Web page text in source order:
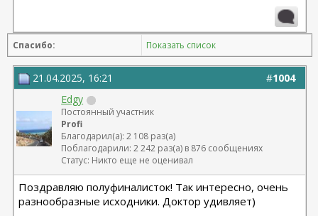
Спасибо: Показать список
#1004
21.04.2025, 16:21
Edgy
Постоянный участник
Profi
Благодарил(а): 2 108 раз(а)
Поблагодарили: 2 242 раз(а) в 876 сообщениях
Статус: Никто еще не оценивал
Поздравляю полуфиналисток! Так интересно, очень
разнообразные исходники. Доктор удивляет)